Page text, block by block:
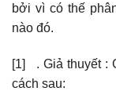
bởi vì có thế
nào đó.
[1] . Giả thuyết :
cách sau: